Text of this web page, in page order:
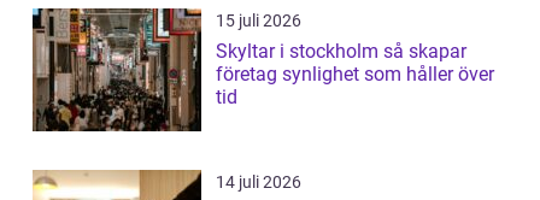
15 juli 2026
Skyltar i stockholm så skapar
företag synlighet som håller över
tid
14 juli 2026